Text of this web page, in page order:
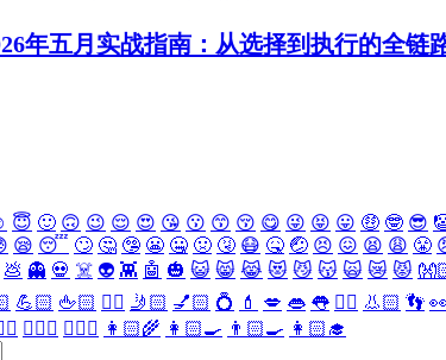
年五月实战指南：从选择到执行的全链
😇 🙂 🙃 😉 😌 😍 😘 😗 😙 😚 😋 😜 😝 😛 🤑 🤓 😎
😪 😴 🙄 🤔 🤥 😬 🤐 🤢 🤧 😷 🤒 🤕 😣 😖 😫 😩 😤
💩 👻 💀 ☠️ 👽 👾 🤖 🎃 😺 😸 😹 😻 😼 😽 🙀 😿 😾
💪🏻 🖕🏻 ✍🏻 🤳🏻 💅🏻 💍 💄 💋 👄 👅 👂🏻 👃🏻 👣 👀
👩🏻‍⚕️ 👨🏻‍⚕️ 👩🏻‍🌾 👩🏻‍🍳 👨🏻‍🍳 👩🏻‍🎓